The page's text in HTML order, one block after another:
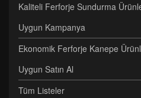
Kaliteli Ferforje Sundurma
Uygun Kampanya
Ekonomik Ferforje Kanepe
Uygun Satın Al
Tüm Listeler